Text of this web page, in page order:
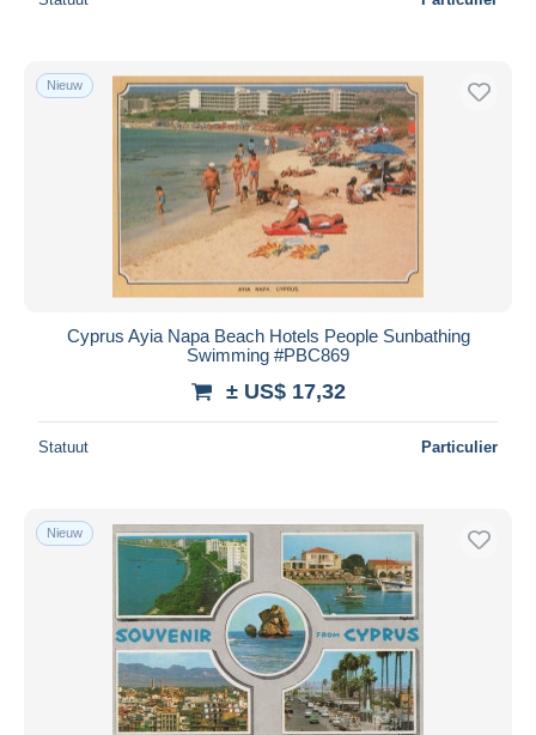
Nieuw
Cyprus Ayia Napa Beach Hotels People Sunbathing
Swimming #PBC869
± US$ 17,32
Statuut Particulier
Nieuw